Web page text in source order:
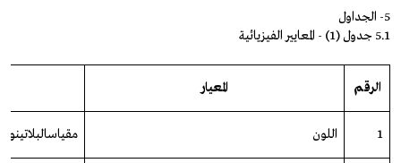
5- الجداول
5.1 جدول (1) - المعايير الفيزيائية
الرقم المعيار
1 اللون مقياسالبلاتين